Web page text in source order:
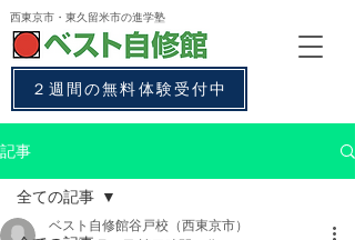
西東京市・東久留米市の進学塾
２週間の無料体験受付中
記事
全ての記事
ベスト自修館谷戸校（西東京市）